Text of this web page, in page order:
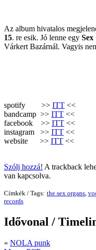
Az album hivatalos
15. re esik. Jó lenne egy Sex
Várkert Bazárnál. Vagyis
spotify >> ITT <<
bandcamp >> ITT <<
facebook >> ITT <<
instagram >> ITT <<
website >> ITT <<
Szólj hozzá! A trackback
van kapcsolva.
Címkék / Tags: the sex organs,
records
Idővonal /
« NOLA punk